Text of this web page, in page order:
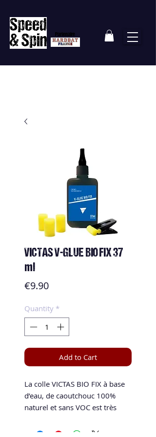
Partenaire
VICTAS V-GLUE BIO FIX 37
ml
€9.90Price
Quantity *
Add to Cart
La colle VICTAS BIO FIX à base
d’eau, de caoutchouc 100%
naturel et sans VOC est très
temps de séchage court. Les